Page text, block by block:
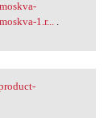
1.r...